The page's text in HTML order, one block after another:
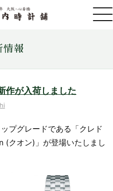
情報
作が入荷しました
プグレードである「クレド
(クオン)」が登場いたしまし